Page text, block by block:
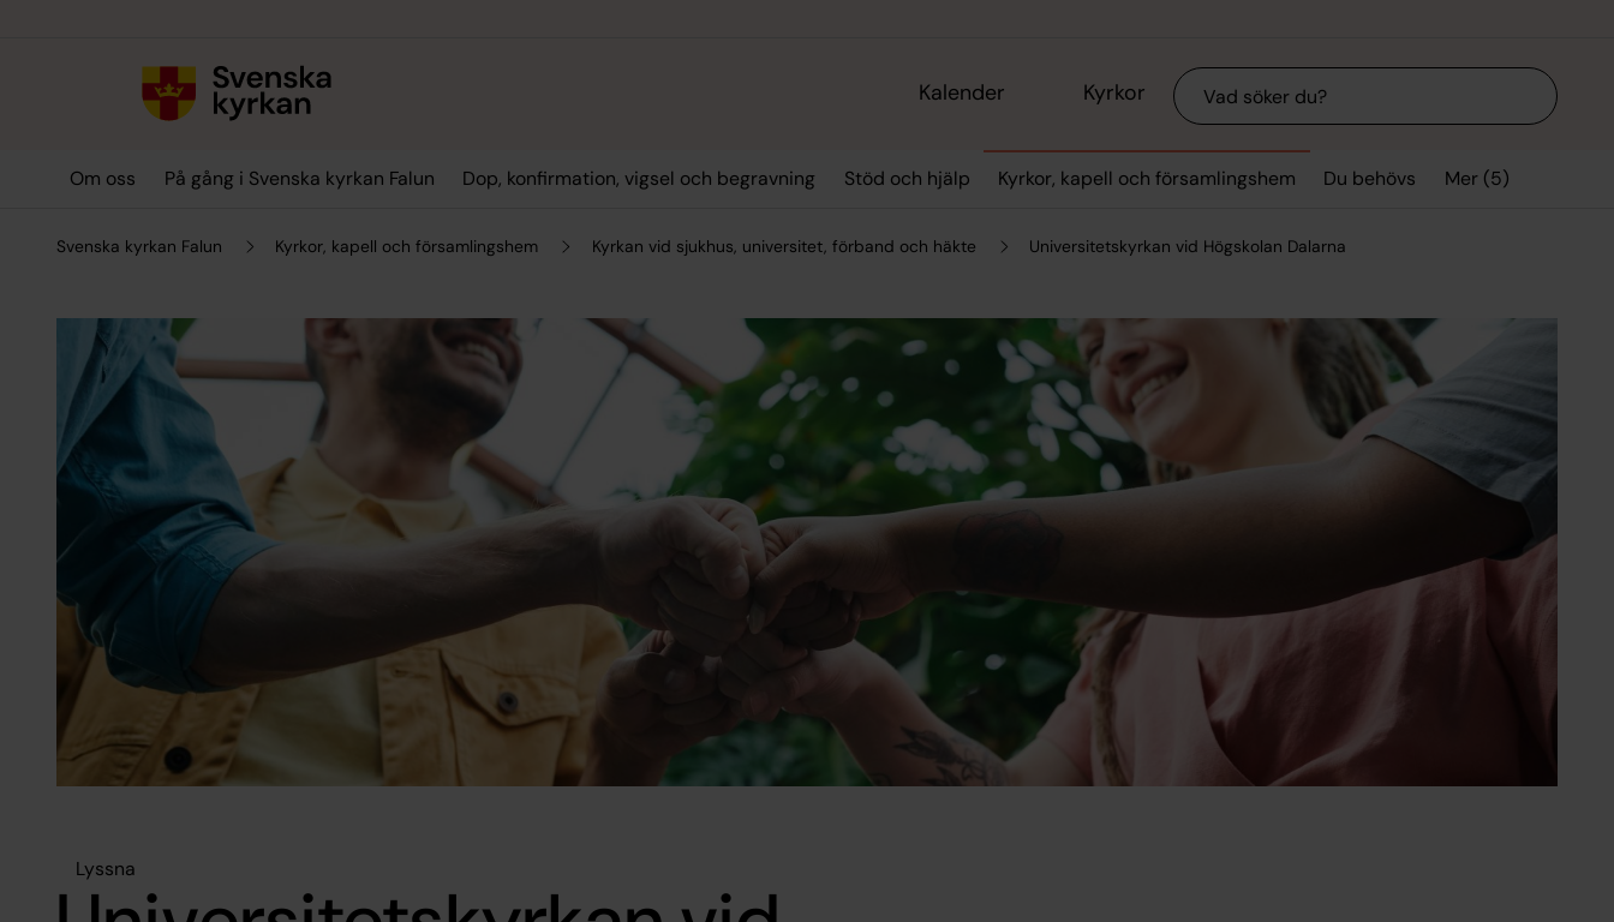
Kalender Kyrkor Sök
Om oss På gång i Svenska kyrkan Falun Dop, konfirmation, vigsel och begravning Stöd och hjälp Kyrkor, kapell och församlingshem Du behövs Mer (5)
Svenska kyrkan Falun Kyrkor, kapell och församlingshem Kyrkan vid sjukhus, universitet, förband och häkte Universitetskyrkan vid Högskolan Dalarna
Lyssna